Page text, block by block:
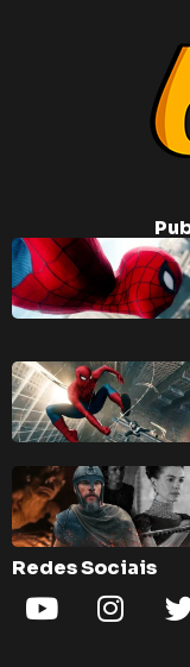
Redes Sociais